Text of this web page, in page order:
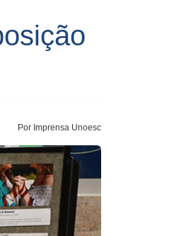
Por Imprensa Unoesc